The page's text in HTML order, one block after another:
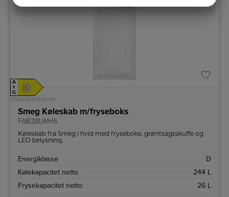
A
↑
G
D
Produktdatablad
Smeg Køleskab m/fryseboks
FAB28LWH5
Køleskab fra Smeg i hvid med fryseboks, grøntsagsskuffe og
LED belysning.
Energiklasse
D
Kølekapacitet netto
244 L
Frysekapacitet netto
26 L